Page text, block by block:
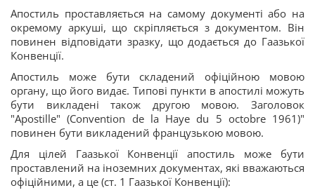
Апостиль проставляється на самому документі або на
окремому аркуші, що скріпляється з документом. Він
повинен відповідати зразку, що додається до Гаазької
Конвенції.
Апостиль може бути складений офіційною мовою
органу, що його видає. Типові пункти в апостилі можуть
бути викладені також другою мовою. Заголовок
"Apostille" (Convention de la Haye du 5 octobre 1961)"
повинен бути викладений французькою мовою.
Для цілей Гаазької Конвенції апостиль може бути
проставлений на іноземних документах, які вважаються
офіційними, а це (ст. 1 Гаазької Конвенції):